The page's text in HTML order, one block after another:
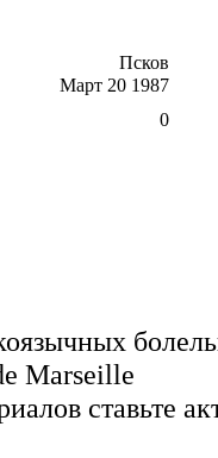
Псков
Март 20 1987
0
Marseille
ставьте